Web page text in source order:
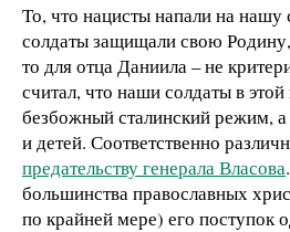
То, что нацисты напали на нашу
солдаты защищали свою
то для отца Даниила – не
считал, что наши солдаты в
безбожный сталинский режим,
и детей. Соответственно
предательству генерала Власова
большинства православных
по крайней мере) его поступок